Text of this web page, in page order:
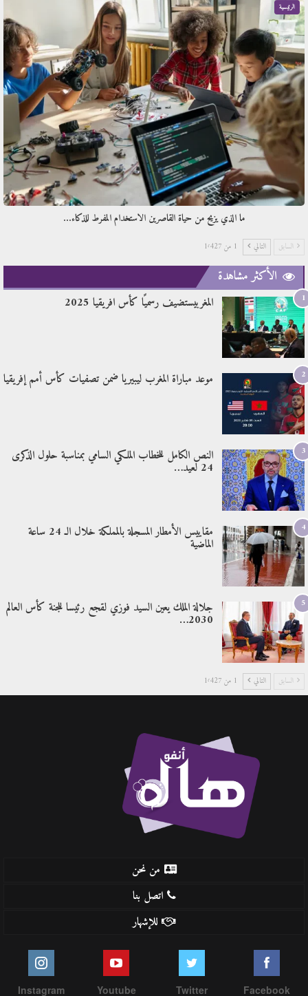
الرئيسية
ما الذي يزيح من حياة القاصرين الاستخدام المفرط للذكاء…
السابق التالي 1 من 1٬427
الأكثر مشاهدة
1 المغربيستضيف رسميًا كأس افريقيا 2025
2 موعد مباراة المغرب ليبيريا ضمن تصفيات كأس أمم إفريقيا
3 النص الكامل للخطاب الملكي السامي بمناسبة حلول الذكرى
24 لعيد…
4 مقاييس الأمطار المسجلة بالمملكة خلال الـ 24 ساعة
الماضية
5 جلالة الملك يعين السيد فوزي لقجع رئيسا للجنة كأس العالم
2030…
السابق التالي 1 من 1٬427
من نحن
اتصل بنا
للإشهار
Facebook
Twitter
Youtube
Instagram